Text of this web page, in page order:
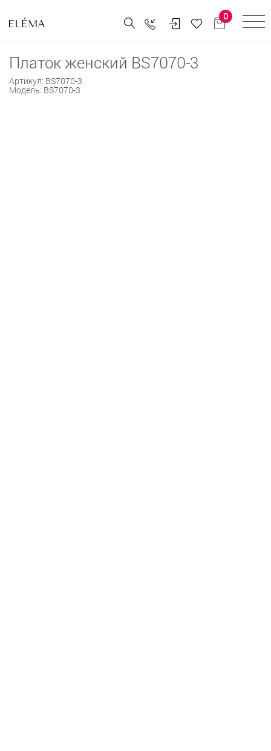
0
Платок женский BS7070-3
Артикул: BS7070-3
Модель: BS7070-3